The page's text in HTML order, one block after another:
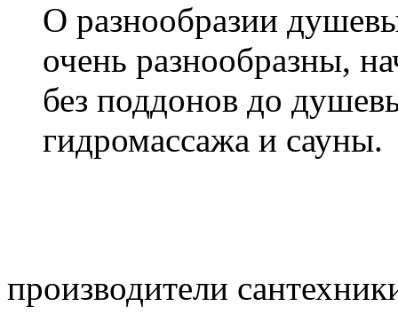
О разнообразии
очень разнообразны,
без поддонов до
гидромассажа и сауны.
производители